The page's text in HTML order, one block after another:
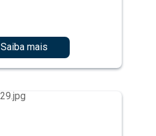
Saiba mais